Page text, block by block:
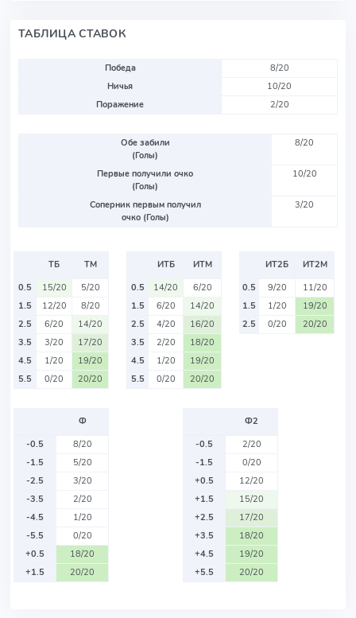
ТАБЛИЦА СТАВОК
Победа
8/20
Ничья
10/20
Поражение
2/20
Обе забили
(Голы)
8/20
Первые получили очко
(Голы)
10/20
Соперник первым получил
очко (Голы)
3/20
ТБ
ТМ
0.5
15/20
5/20
1.5
12/20
8/20
2.5
6/20
14/20
3.5
3/20
17/20
4.5
1/20
19/20
5.5
0/20 20/20
ИТБ
ИТМ
0.5
14/20
6/20
1.5
6/20
14/20
2.5
4/20
16/20
3.5
2/20
18/20
4.5
1/20
19/20
5.5
0/20 20/20
ИТ2Б
ИТ2М
0.5
9/20
11/20
1.5
1/20
19/20
2.5
0/20 20/20
Ф
-0.5
8/20
-1.5
5/20
-2.5
3/20
-3.5
2/20
-4.5
1/20
-5.5
0/20
+0.5
18/20
+1.5
20/20
Ф2
-0.5
2/20
-1.5
0/20
+0.5
12/20
+1.5
15/20
+2.5
17/20
+3.5
18/20
+4.5
19/20
+5.5
20/20